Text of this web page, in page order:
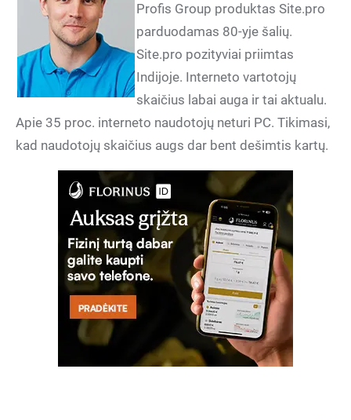
Profis Group produktas Site.pro
parduodamas 80-yje šalių.
Site.pro pozityviai priimtas
Indijoje. Interneto vartotojų
skaičius labai auga ir tai aktualu.
Apie 35 proc. interneto naudotojų neturi PC. Tikimasi,
kad naudotojų skaičius augs dar bent dešimtis kartų.